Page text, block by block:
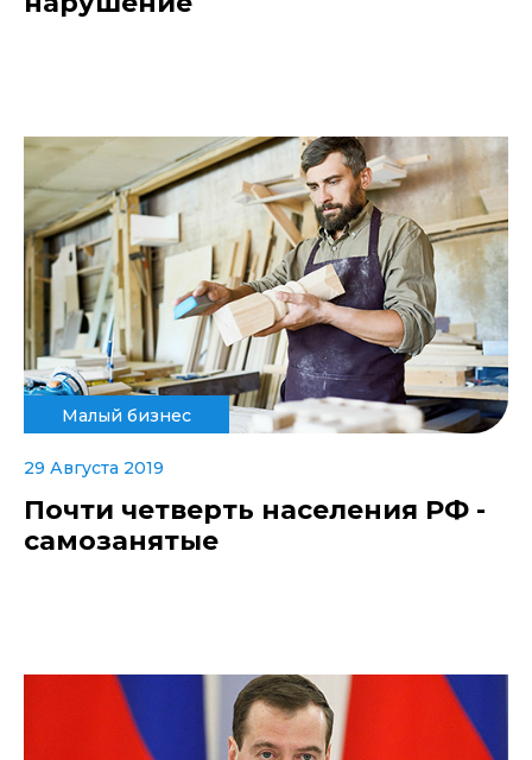
Малый бизнес
29 Августа 2019
Почти четверть населения РФ -
самозанятые